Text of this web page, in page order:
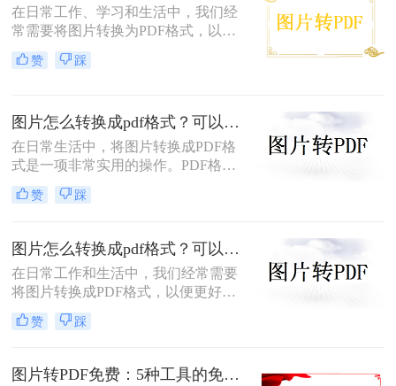
进行高质量的打印。面对图片转PDF
后模糊/不清晰怎么办这一难题，很多
在日常工作、学习和生活中，我们经
常需要将图片转换为PDF格式，以便
于分享、打印或存档。PDF文件因其
跨平台兼容性、保持格式不变以及安
片转换为PDF，无需花费任何费用即
可轻松完成转换。那么图片怎么免费
转PDF呢？本文将为您详细介绍几种
赞 踩
图片怎么转换成pdf格式？可以尝试这三种方法！
在日常生活中，将图片转换成PDF格
式是一项非常实用的操作。PDF格式
因其跨平台兼容性、格式固定性和易
于分享打印等特点，被广泛应用于各
怎么转换成pdf格式呢？本文将介绍三
种将图片转换成PDF格式的方法。
赞 踩
图片怎么转换成pdf格式？可以试试这4个转换方法！
在日常工作和生活中，我们经常需要
将图片转换成PDF格式，以便更好地
分享、保存或打印。那么图片怎么转
换成pdf格式呢？本文将介绍四种将图
赞 踩
图片转PDF免费：5种工具的免费额度、水印和文件限制对比！